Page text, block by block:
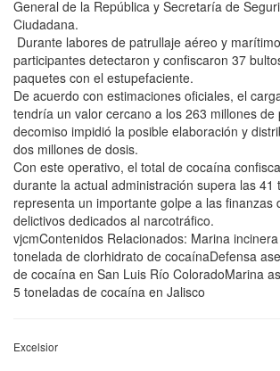
General de la República y Secretaría de
Ciudadana.
Durante labores de patrullaje aéreo y
participantes detectaron y confiscaron 37
paquetes con el estupefaciente.
De acuerdo con estimaciones oficiales, el
tendría un valor cercano a los 263 millones de
decomiso impidió la posible elaboración y
dos millones de dosis.
Con este operativo, el total de cocaína
durante la actual administración supera las 41
representa un importante golpe a las finanzas
delictivos dedicados al narcotráfico.
vjcmContenidos Relacionados: Marina
tonelada de clorhidrato de cocaínaDefensa
de cocaína en San Luis Río ColoradoMarina
5 toneladas de cocaína en Jalisco
Excelsior